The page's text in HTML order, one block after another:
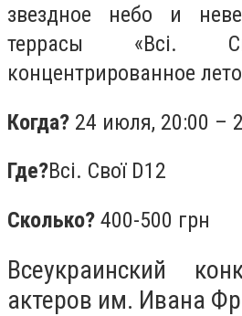
звездное небо и
террасы
концентрированное
Когда? 24 июля, 20:00 –
Где?Всі. Свої D12
Сколько? 400-500 грн
Всеукраинский
актеров им. Ивана